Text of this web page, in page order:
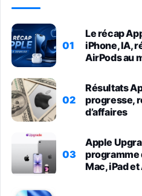
01
Le récap
iPhone, IA,
AirPods au
02
Résultats
progresse,
d’affaires
03
Apple
programme
Mac, iPad